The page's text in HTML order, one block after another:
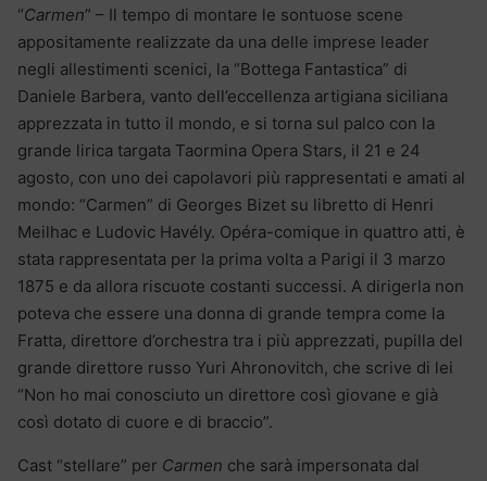
“Carmen” – Il tempo di montare le sontuose scene
appositamente realizzate da una delle imprese leader
negli allestimenti scenici, la “Bottega Fantastica” di
Daniele Barbera, vanto dell’eccellenza artigiana siciliana
apprezzata in tutto il mondo, e si torna sul palco con la
grande lirica targata Taormina Opera Stars, il 21 e 24
agosto, con uno dei capolavori più rappresentati e amati al
mondo: “Carmen” di Georges Bizet su libretto di Henri
Meilhac e Ludovic Havély. Opéra-comique in quattro atti, è
stata rappresentata per la prima volta a Parigi il 3 marzo
1875 e da allora riscuote costanti successi. A dirigerla non
poteva che essere una donna di grande tempra come la
Fratta, direttore d’orchestra tra i più apprezzati, pupilla del
grande direttore russo Yuri Ahronovitch, che scrive di lei
“Non ho mai conosciuto un direttore così giovane e già
così dotato di cuore e di braccio”.
Cast “stellare” per Carmen che sarà impersonata dal